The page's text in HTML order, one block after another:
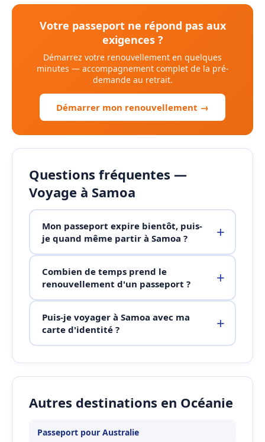
Votre passeport ne répond pas aux
exigences ?
Démarrez votre renouvellement en quelques
minutes — accompagnement complet de la pré-
demande au retrait.
Démarrer mon renouvellement →
Questions fréquentes —
Voyage à Samoa
Mon passeport expire bientôt, puis-
je quand même partir à Samoa ?
Combien de temps prend le
renouvellement d'un passeport ?
Puis-je voyager à Samoa avec ma
carte d'identité ?
Autres destinations en Océanie
Passeport pour Australie